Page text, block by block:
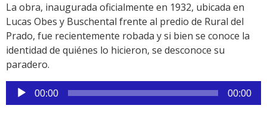
La obra, inaugurada oficialmente en 1932, ubicada en
Lucas Obes y Buschental frente al predio de Rural del
Prado, fue recientemente robada y si bien se conoce la
identidad de quiénes lo hicieron, se desconoce su
paradero.
Reproductor
audio
00:00 00:00